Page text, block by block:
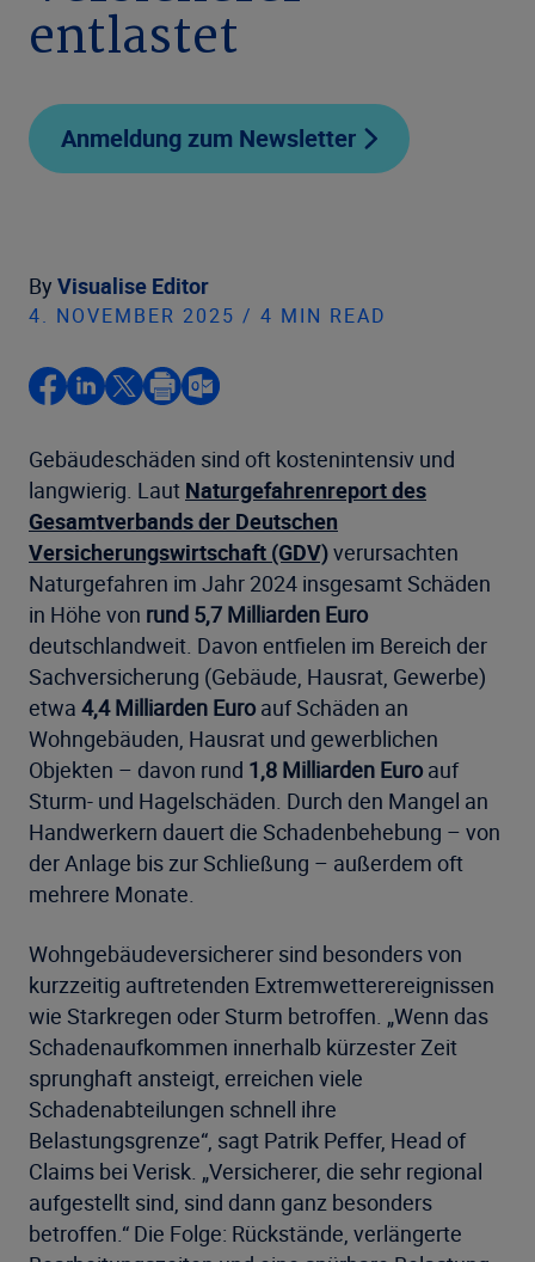
entlastet
Anmeldung zum Newsletter
By Visualise Editor
4. NOVEMBER 2025 / 4 MIN READ
Gebäudeschäden sind oft kostenintensiv und
langwierig. Laut Naturgefahrenreport des
Gesamtverbands der Deutschen
Versicherungswirtschaft (GDV)verursachten
Naturgefahren im Jahr 2024 insgesamt Schäden
in Höhe von rund 5,7 Milliarden Euro
deutschlandweit. Davon entfielen im Bereich der
Sachversicherung (Gebäude, Hausrat, Gewerbe)
etwa 4,4 Milliarden Euroauf Schäden an
Wohngebäuden, Hausrat und gewerblichen
Objekten – davon rund 1,8 Milliarden Euroauf
Sturm- und Hagelschäden. Durch den Mangel an
Handwerkern dauert die Schadenbehebung – von
der Anlage bis zur Schließung – außerdem oft
mehrere Monate.
Wohngebäudeversicherer sind besonders von
kurzzeitig auftretenden Extremwetterereignissen
wie Starkregen oder Sturm betroffen. „Wenn das
Schadenaufkommen innerhalb kürzester Zeit
sprunghaft ansteigt, erreichen viele
Schadenabteilungen schnell ihre
Belastungsgrenze“, sagt Patrik Peffer, Head of
Claims bei Verisk. „Versicherer, die sehr regional
aufgestellt sind, sind dann ganz besonders
betroffen.“ Die Folge: Rückstände, verlängerte